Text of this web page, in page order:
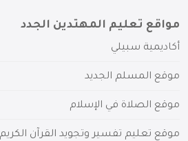
مواقع تعليم المهتدين الجدد
أكاديمية سبيلي
موقع المسلم الجديد
موقع الصلاة في الإسلام
موقع تعليم تفسير وتجويد القرآن الكريم